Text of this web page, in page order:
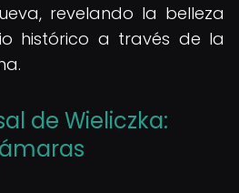
revelando la belleza
histórico a través de la
de Wieliczka: